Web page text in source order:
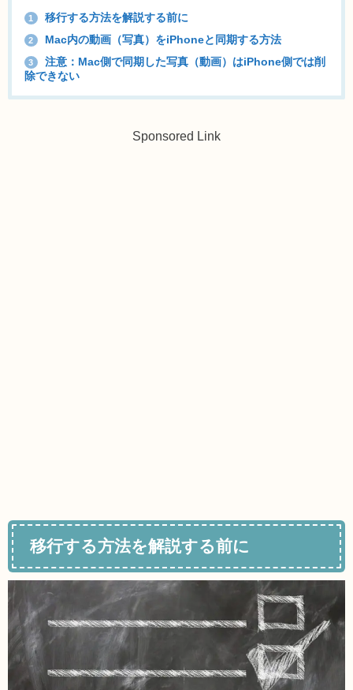
1 移行する方法を解説する前に
2 Mac内の動画（写真）をiPhoneと同期する方法
3
注意：Mac側で同期した写真（動画）はiPhone側では削
除できない
Sponsored Link
移行する方法を解説する前に